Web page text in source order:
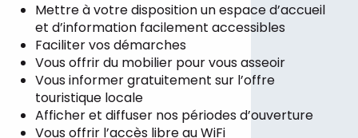
Mettre à votre disposition un espace d’accueil
et d’information facilement accessibles
Faciliter vos démarches
Vous offrir du mobilier pour vous asseoir
Vous informer gratuitement sur l’offre
touristique locale
Afficher et diffuser nos périodes d’ouverture
Vous offrir l’accès libre au WiFi